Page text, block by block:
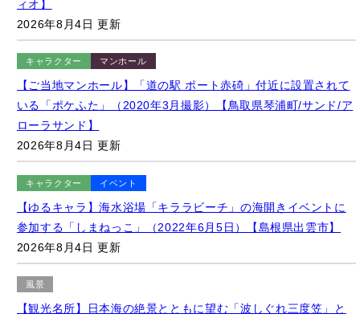
2026年8月4日 更新
キャラクター マンホール
【ご当地マンホール】「道の駅 ポート赤碕」付近に設置されて
いる「ポケふた」（2020年3月撮影）【鳥取県琴浦町/サンド/ア
ローラサンド】
2026年8月4日 更新
キャラクター イベント
【ゆるキャラ】海水浴場「キララビーチ」の海開きイベントに
参加する「しまねっこ」（2022年6月5日）【島根県出雲市】
2026年8月4日 更新
風景
【観光名所】日本海の絶景とともに望む「波しぐれ三度笠」と
「菊港」（2020年6月撮影）【鳥取県琴浦町】